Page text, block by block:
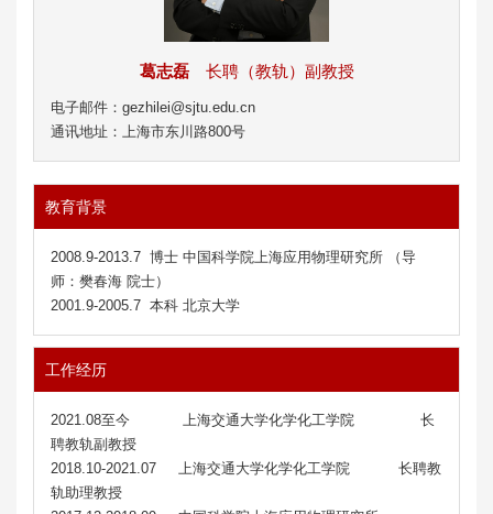
葛志磊 长聘（教轨）副教授
电子邮件：gezhilei@sjtu.edu.cn
通讯地址：上海市东川路800号
教育背景
2008.9-2013.7 博士 中国科学院上海应用物理研究所 （导
师：樊春海 院士）
2001.9-2005.7 本科 北京大学
工作经历
2021.08至今 上海交通大学化学化工学院 长
聘教轨副教授
2018.10-2021.07 上海交通大学化学化工学院 长聘教
轨助理教授